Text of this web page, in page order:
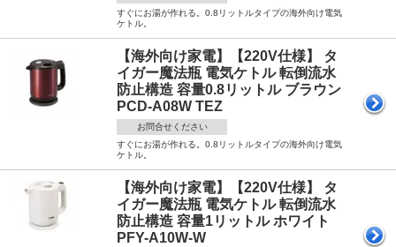
すぐにお湯が作れる。0.8リットルタイプの海外向け電気
ケトル。
【海外向け家電】【220V仕様】 タ
イガー魔法瓶 電気ケトル 転倒流水
防止構造 容量0.8リットル ブラウン
PCD-A08W TEZ
お問合せください
すぐにお湯が作れる。0.8リットルタイプの海外向け電気
ケトル。
【海外向け家電】【220V仕様】 タ
イガー魔法瓶 電気ケトル 転倒流水
防止構造 容量1リットル ホワイト
PFY-A10W-W